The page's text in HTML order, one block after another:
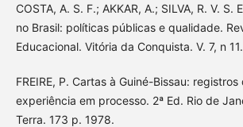
COSTA, A. S. F.; AKKAR, A.; SILVA, R. V. S.
no Brasil: políticas públicas e qualidade.
Educacional. Vitória da Conquista. V. 7, n
FREIRE, P. Cartas à Guiné-Bissau: registros
experiência em processo. 2ª Ed. Rio de
Terra. 173 p. 1978.